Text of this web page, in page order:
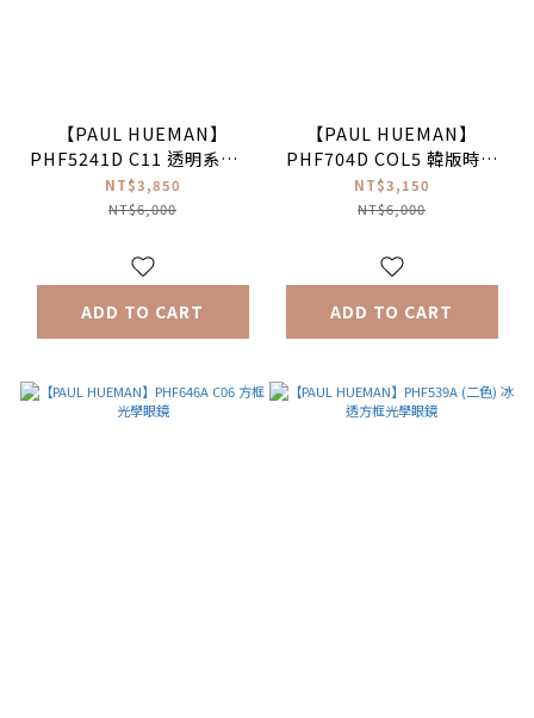
【PAUL HUEMAN】
PHF5241D C11 透明系氣質
圓框 光學眼鏡
NT$3,850
NT$6,000
ADD TO CART
【PAUL HUEMAN】
PHF704D COL5 韓版時尚
俏皮復古圓框光學眼鏡
NT$3,150
NT$6,000
ADD TO CART